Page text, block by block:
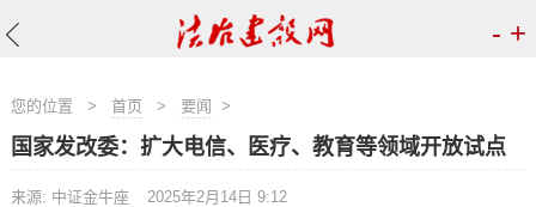
- +
您的位置 > 首页 > 要闻 >
国家发改委：扩大电信、医疗、教育等领域开放试点
来源: 中证金牛座 2025年2月14日 9:12